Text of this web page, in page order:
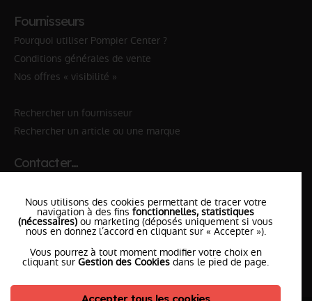
Fournisseurs
Pourquoi utiliser Pompier Center ?
Conditions générales de vente
Nos offres « visibilité »
Rechercher un fournisseur
Rechercher un article ou une marque
Contacter…
✆ 18№National Sapeurs-Pompiers
le SDISle plus proche
l'équipePompierCenter
Nous utilisons des cookies permettant de tracer votre
navigation à des fins fonctionnelles, statistiques
(nécessaires) ou marketing (déposés uniquement si vous
nous en donnez l’accord en cliquant sur « Accepter »).
Vous pourrez à tout moment modifier votre choix en
cliquant sur Gestion des Cookies dans le pied de page.